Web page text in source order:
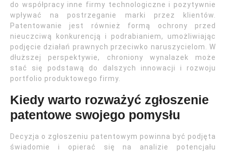
do współpracy inne firmy technologiczne i pozytywnie
wpływać na postrzeganie marki przez klientów.
Patentowanie jest również formą ochrony przed
nieuczciwą konkurencją i podrabianiem, umożliwiając
podjęcie działań prawnych przeciwko naruszycielom. W
dłuższej perspektywie, chroniony wynalazek może
stać się podstawą do dalszych innowacji i rozwoju
portfolio produktowego firmy.
Kiedy warto rozważyć zgłoszenie
patentowe swojego pomysłu
Decyzja o zgłoszeniu patentowym powinna być podjęta
świadomie i opierać się na analizie potencjału